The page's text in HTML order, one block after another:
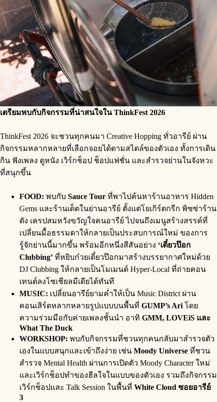
เตรียมพบกับกิจกรรมที่น่าสนใจใน ThinkFest 2026
ThinkFest 2026 จะชวนทุกคนมา Creative Hopping ทั่วอารีย์ ผ่าน
กิจกรรมหลากหลายที่เลือกจอยได้ตามสไตล์ของตัวเอง ทั้งการเดิน
กิน ฟังเพลง ดูหนัง เวิร์กช็อป ช็อปแฟชั่น และสำรวจย่านในจังหวะ
ที่สนุกขึ้น
FOOD: พบกับ Sauce Tour ที่พาไปค้นหาร้านอาหาร Hidden
Gems และร้านเด็ดในย่านอารีย์ ตั้งแต่โยเกิร์ตกรีก พิซซ่าร้าน
ดัง เครปสมหวังขวัญใจคนอารีย์ ไปจนถึงเมนูสร้างสรรค์ที่
เปลี่ยนมื้อธรรมดาให้กลายเป็นประสบการณ์ใหม่ ของการ
รู้จักย่านนี้มากขึ้น พร้อมอีกหนึ่งสีสันอย่าง ‘เตี๋ยวป๊อก
Clubbing’ ที่หยิบก๋วยเตี๋ยวป๊อกมาสร้างบรรยากาศใหม่ด้วย
DJ Clubbing ให้กลายเป็นโมเมนต์ Hyper-Local ที่ถ่ายคอน
เทนต์ลงโซเชียลมีเดียได้ทันที
MUSIC: เปลี่ยนอารีย์ยามค่ำให้เป็น Music District ผ่าน
คอนเสิร์ตหลากหลายรูปแบบบนพื้นที่ GUMP’s Ari โดย
ความร่วมมือกับค่ายเพลงชั้นนำ อาทิ GMM, LOVEiS และ
What The Duck
WORKSHOP: พบกับกิจกรรมที่ชวนทุกคนกลับมาสำรวจตัว
เองในแบบสนุกและเข้าถึงง่าย เช่น Moody Universe ที่ชวน
สำรวจ Mental Health ผ่านการเปิดตัว Moody Character ใหม่
และเวิร์กช็อปทำของฮีลใจในแบบของตัวเอง รวมถึงกิจกรรม
เวิร์กช็อปและ Talk Session ในพื้นที่ White Cloud ซอยอารีย์
3